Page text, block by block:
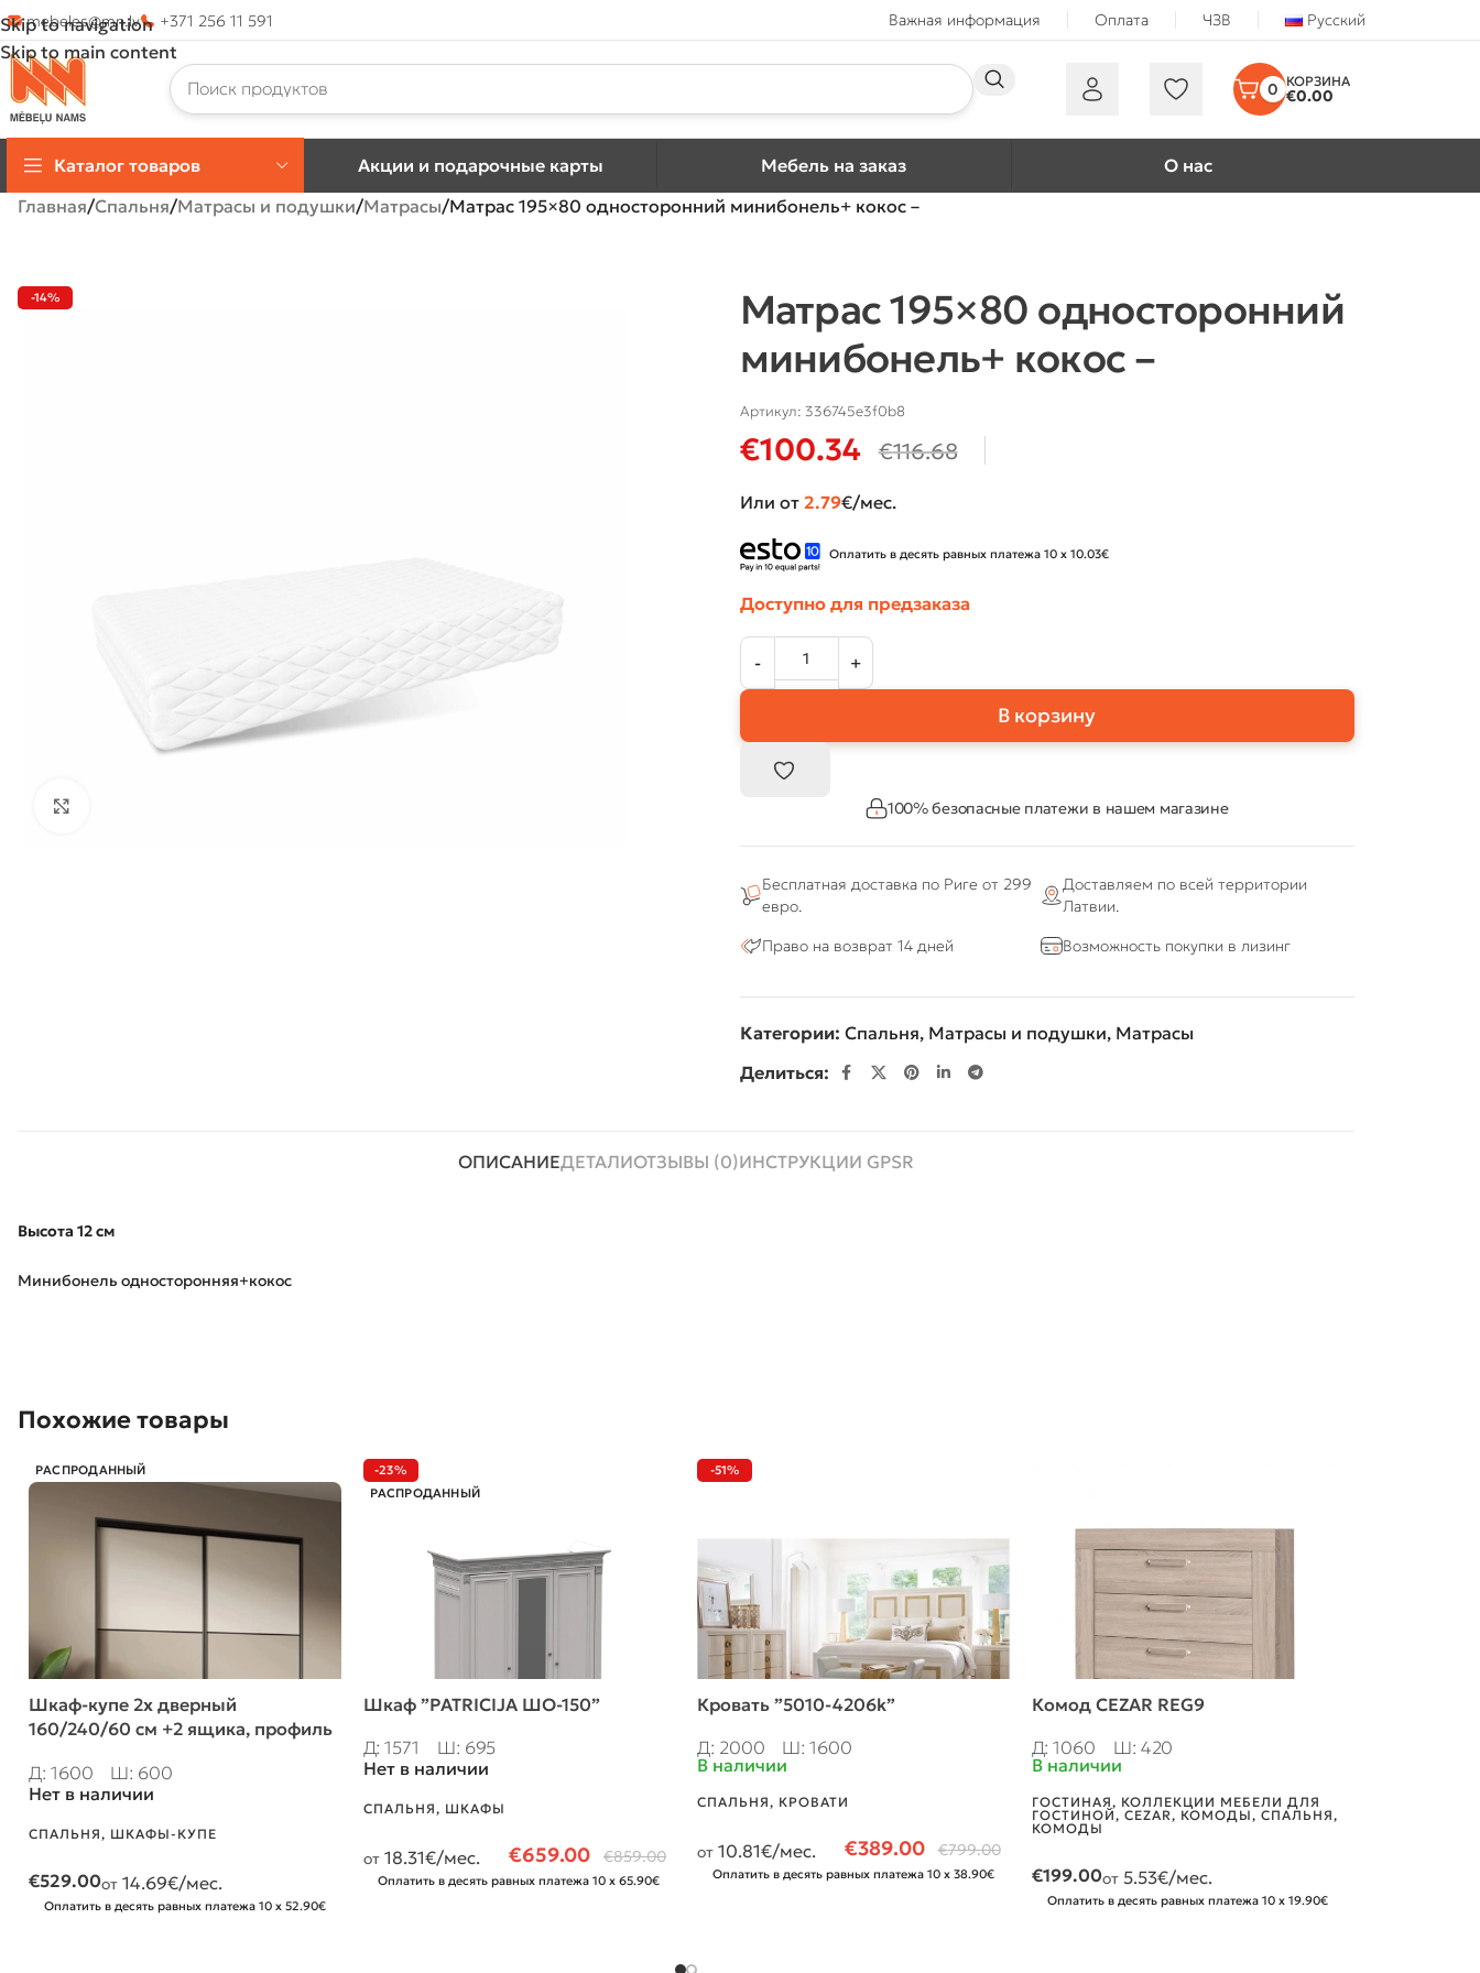
Skip to navigation
Skip to main content
mebeles@mn.lv +371 256 11 591 Важная информация Оплата ЧЗВ Русский
0 €0.00
Каталог товаров Акции и подарочные карты Мебель на заказ
О нас
Главная Спальня Матрасы и подушки Матрасы Матрас 195×80 односторонний минибонель+ кокос –
-14%
Матрас 195×80 односторонний
минибонель+ кокос –
Артикул: 336745e3f0b8
€100.34 €116.68
Или от 2.79€/мес.
Оплатить в десять равных платежа 10 x 10.03€
Доступно для предзаказа
В корзину
100% безопасные платежи в нашем магазине
Бесплатная доставка по Риге от 299
евро.
Доставляем по всей территории
Латвии.
Право на возврат 14 дней
Возможность покупки в лизинг
Категории: Спальня, Матрасы и подушки, Матрасы
Делиться:
ОПИСАНИЕДЕТАЛИОТЗЫВЫ (0)ИНСТРУКЦИИ GPSR
Высота 12 см
Минибонель односторонняя+кокос
Похожие товары
РАСПРОДАННЫЙ
Шкаф-купе 2х дверный
160/240/60 см +2 ящика, профиль
Д: 1600
Ш: 600
Нет в наличии
СПАЛЬНЯ , ШКАФЫ-КУПЕ
€529.00от 14.69€/мес.
Оплатить в десять равных платежа 10 x 52.90€
-23%
РАСПРОДАННЫЙ
Шкаф ”PATRICIJA ШО-150”
Д: 1571
Ш: 695
Нет в наличии
СПАЛЬНЯ, ШКАФЫ
€659.00 €859.00
от 18.31€/мес.
Оплатить в десять равных платежа 10 x 65.90€
-51%
Кровать ”5010-4206k”
Д: 2000
Ш: 1600
В наличии
СПАЛЬНЯ, КРОВАТИ
€389.00 €799.00
от 10.81€/мес.
Оплатить в десять равных платежа 10 x 38.90€
Комод CEZAR REG9
Д: 1060
Ш: 420
В наличии
ГОСТИНАЯ, КОЛЛЕКЦИИ МЕБЕЛИ ДЛЯ
ГОСТИНОЙ, CEZAR, КОМОДЫ, СПАЛЬНЯ,
КОМОДЫ
€199.00от 5.53€/мес.
Оплатить в десять равных платежа 10 x 19.90€